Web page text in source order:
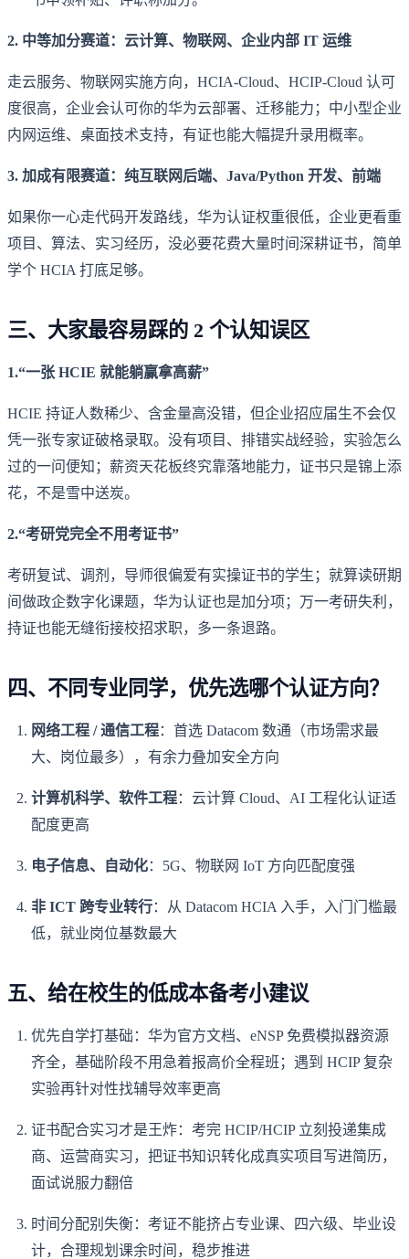
2. 中等加分赛道：云计算、物联网、企业内部 IT 运维
走云服务、物联网实施方向，HCIA-Cloud、HCIP-Cloud 认可
度很高，企业会认可你的华为云部署、迁移能力；中小型企业
内网运维、桌面技术支持，有证也能大幅提升录用概率。
3. 加成有限赛道：纯互联网后端、Java/Python 开发、前端
如果你一心走代码开发路线，华为认证权重很低，企业更看重
项目、算法、实习经历，没必要花费大量时间深耕证书，简单
学个 HCIA 打底足够。
三、大家最容易踩的 2 个认知误区
1.“一张 HCIE 就能躺赢拿高薪”
HCIE 持证人数稀少、含金量高没错，但企业招应届生不会仅
凭一张专家证破格录取。没有项目、排错实战经验，实验怎么
过的一问便知；薪资天花板终究靠落地能力，证书只是锦上添
花，不是雪中送炭。
2.“考研党完全不用考证书”
考研复试、调剂，导师很偏爱有实操证书的学生；就算读研期
间做政企数字化课题，华为认证也是加分项；万一考研失利，
持证也能无缝衔接校招求职，多一条退路。
四、不同专业同学，优先选哪个认证方向？
网络工程 / 通信工程：首选 Datacom 数通（市场需求最
大、岗位最多），有余力叠加安全方向
计算机科学、软件工程：云计算 Cloud、AI 工程化认证适
配度更高
电子信息、自动化：5G、物联网 IoT 方向匹配度强
非 ICT 跨专业转行：从 Datacom HCIA 入手，入门门槛最
低，就业岗位基数最大
五、给在校生的低成本备考小建议
优先自学打基础：华为官方文档、eNSP 免费模拟器资源
齐全，基础阶段不用急着报高价全程班；遇到 HCIP 复杂
实验再针对性找辅导效率更高
证书配合实习才是王炸：考完 HCIP/HCIP 立刻投递集成
商、运营商实习，把证书知识转化成真实项目写进简历，
面试说服力翻倍
时间分配别失衡：考证不能挤占专业课、四六级、毕业设
计，合理规划课余时间，稳步推进